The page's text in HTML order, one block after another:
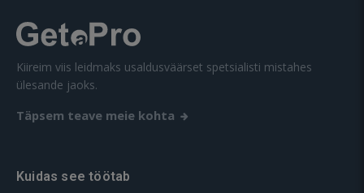
Kiireim viis leidmaks usaldusväärset spetsialisti mistahes
ülesande jaoks.
Täpsem teave meie kohta
Kuidas see töötab